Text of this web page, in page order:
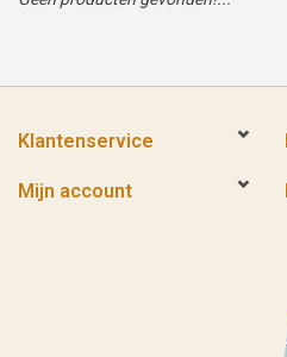
Sales
Merken
Klantenservice
Mijn account